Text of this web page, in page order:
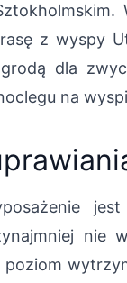
z wyspy
dla
na
nie